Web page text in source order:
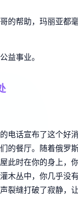
的帮助，玛丽亚都
益事业。
电话宣布了这个好
的餐厅。随着俄罗
此时在你的身上，
木丛中，你几乎没
裂缝打破了寂静，